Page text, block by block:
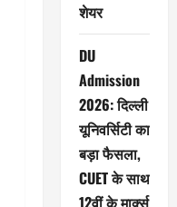
शेयर
DU
Admission
2026: दिल्ली
यूनिवर्सिटी का
बड़ा फैसला,
CUET के साथ
12वीं के मार्क्स